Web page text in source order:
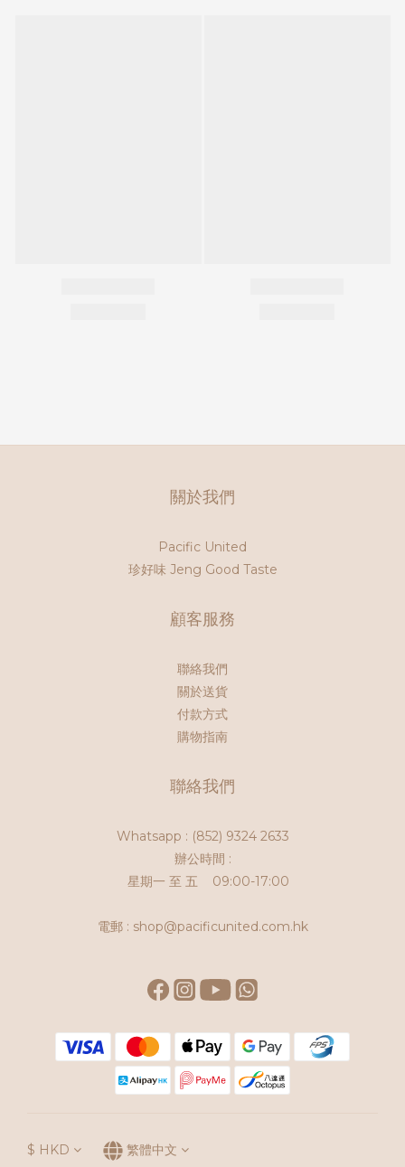
關於我們
Pacific United
珍好味 Jeng Good Taste
顧客服務
聯絡我們
關於送貨
付款方式
購物指南
聯絡我們
Whatsapp : (852) 9324 2633
辦公時間 :
星期一 至 五 09:00-17:00
電郵 : shop@pacificunited.com.hk
$ HKD 繁體中文